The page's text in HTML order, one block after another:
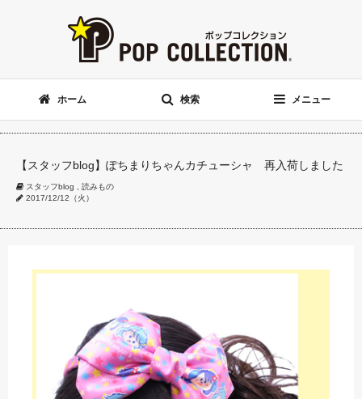
ホーム 検索 メニュー
【スタッフblog】ぽちまりちゃんカチューシャ 再入荷しました
スタッフblog
読みもの
2017/12/12（火）